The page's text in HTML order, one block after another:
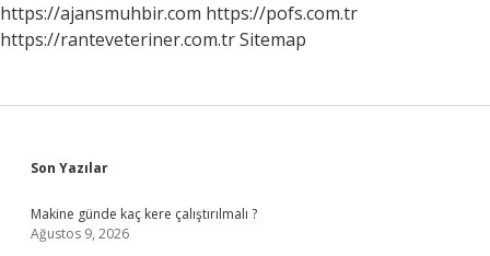
https://ajansmuhbir.com https://pofs.com.tr
https://ranteveteriner.com.trSitemap
Sidebar
Son Yazılar
Makine günde kaç kere çalıştırılmalı ?
Ağustos 9, 2026